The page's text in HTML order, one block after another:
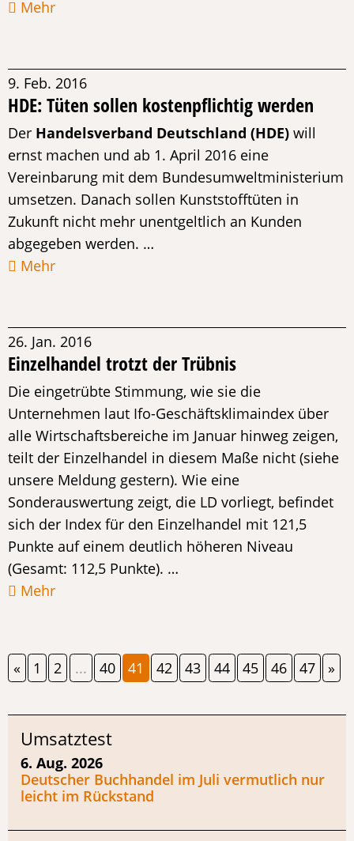
Mehr
9. Feb. 2016
HDE: Tüten sollen kostenpflichtig werden
Der Handelsverband Deutschland (HDE) will
ernst machen und ab 1. April 2016 eine
Vereinbarung mit dem Bundesumweltministerium
umsetzen. Danach sollen Kunststofftüten in
Zukunft nicht mehr unentgeltlich an Kunden
abgegeben werden. …
Mehr
26. Jan. 2016
Einzelhandel trotzt der Trübnis
Die eingetrübte Stimmung, wie sie die
Unternehmen laut Ifo-Geschäftsklimaindex über
alle Wirtschaftsbereiche im Januar hinweg zeigen,
teilt der Einzelhandel in diesem Maße nicht (siehe
unsere Meldung gestern). Wie eine
Sonderauswertung zeigt, die LD vorliegt, befindet
sich der Index für den Einzelhandel mit 121,5
Punkte auf einem deutlich höheren Niveau
(Gesamt: 112,5 Punkte). …
Mehr
« 1 2 ... 40 41 42 43 44 45 46 47 »
Umsatztest
6. Aug. 2026
Deutscher Buchhandel im Juli vermutlich nur
leicht im Rückstand